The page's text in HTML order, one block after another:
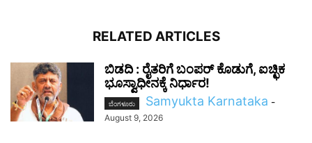
RELATED ARTICLES
ಬಿಡದಿ : ರೈತರಿಗೆ ಬಂಪರ್ ಕೊಡುಗೆ, ಐಚ್ಛಿಕ
ಭೂಸ್ವಾಧೀನಕ್ಕೆ ನಿರ್ಧಾರ!
ಬೆಂಗಳೂರು Samyukta Karnataka -
August 9, 2026